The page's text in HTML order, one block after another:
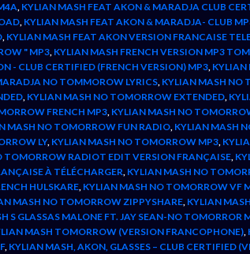
, KYLIAN MASH FEAT AKON & MARADJA CLUB
, KYLIAN MASH FEAT AKON & MARADJA- CLUB
, KYLIAN MASH FEAT AKON VERSION FRANCAISE
" MP3, KYLIAN MASH FRENCH VERSION MP3
- CLUB CERTIFIED (FRENCH VERSION) MP3, KYLIAN
NO TOMMOROW LYRICS, KYLIAN MASH NO
, KYLIAN MASH NO TOMORROW EXTENDED,
FRENCH MP3, KYLIAN MASH NO
MASH NO TOMORROW FUN RADIO, KYLIAN MASH
LY, KYLIAN MASH NO TOMORROW MP3,
TOMORROW RADIOT EDIT VERSION FRANÇAISE,
À TÉLÉCHARGER, KYLIAN MASH NO
HULSKARE, KYLIAN MASH NO TOMORROW VF
MASH NO TOMORROW ZIPPYSHARE, KYLIAN
S GLASSAS MALONE FT. JAY SEAN-NO TOMORROR
MASH TOMORROW (VERSION FRANCOPHONE),
, KYLIAN MASH, AKON, GLASSES – CLUB CERTIFIED